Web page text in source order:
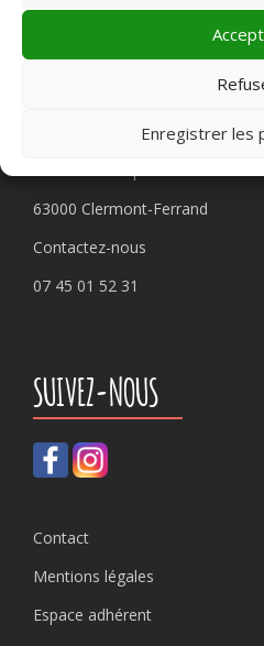
Enregistrer les
63000 Clermont-Ferrand
Contactez-nous
07 45 01 52 31
SUIVEZ-NOUS
Contact
Mentions légales
Espace adhérent